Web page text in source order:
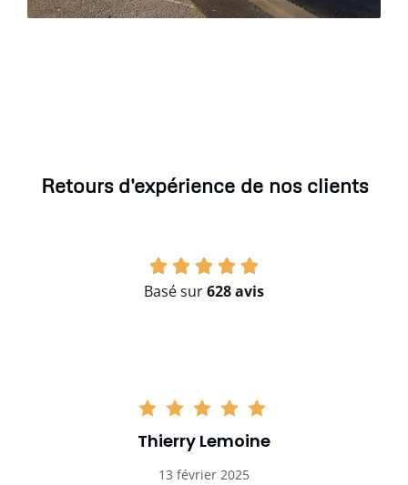
Retours d'expérience de nos clients
Basé sur628 avis
Thierry Lemoine
13 février 2025